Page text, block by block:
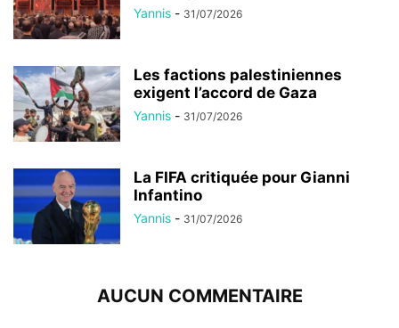
Yannis - 31/07/2026
Les factions palestiniennes
exigent l’accord de Gaza
Yannis - 31/07/2026
La FIFA critiquée pour Gianni
Infantino
Yannis - 31/07/2026
AUCUN COMMENTAIRE